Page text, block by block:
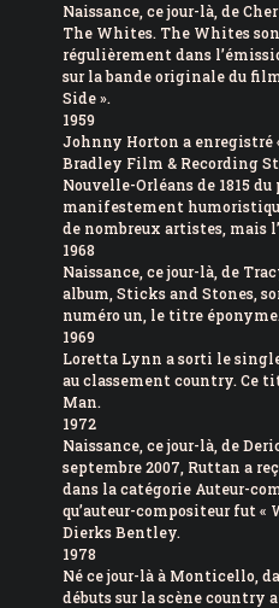
Naissance, ce jour-là, de
The Whites. The Whites
régulièrement dans
sur la bande originale du
Side ».
1959
Johnny Horton a enregistré
Bradley Film & Recording
Nouvelle-Orléans de 1815
manifestement
de nombreux artistes, mais
1968
Naissance, ce jour-là, de
album, Sticks and Stones,
numéro un, le titre éponyme.
1969
Loretta Lynn a sorti le
au classement country. Ce
Man.
1972
Naissance, ce jour-là, de
septembre 2007, Ruttan a
dans la catégorie Auteur-
qu’auteur-compositeur fut
Dierks Bentley.
1978
Né ce jour-là à Monticello,
débuts sur la scène country